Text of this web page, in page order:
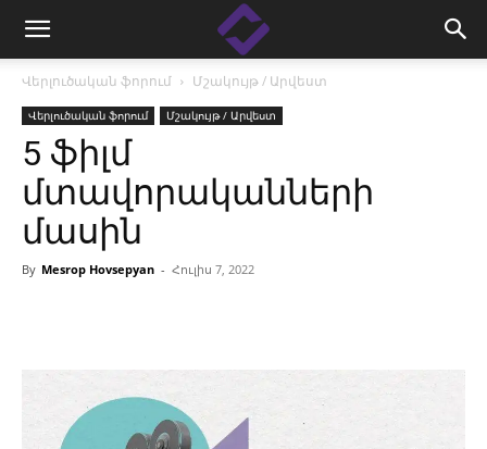
Վերլուծական ֆորում Մշակույթ / Արվեստ
Վերլուծական ֆորում Մշակույթ / Արվեստ
5 ֆիլմ
մտավորականների
մասին
By Mesrop Hovsepyan - Հուլիս 7, 2022